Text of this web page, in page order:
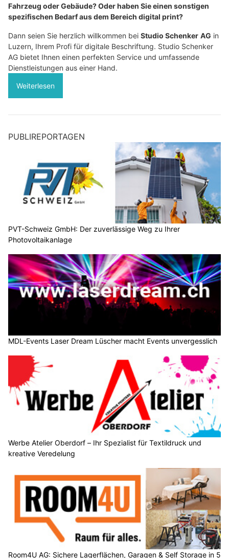
Fahrzeug oder Gebäude? Oder haben Sie einen sonstigen
spezifischen Bedarf aus dem Bereich digital print?
Dann seien Sie herzlich willkommen bei Studio Schenker AG in
Luzern, Ihrem Profi für digitale Beschriftung. Studio Schenker
AG bietet Ihnen einen perfekten Service und umfassende
Dienstleistungen aus einer Hand.
Weiterlesen
PUBLIREPORTAGEN
PVT-Schweiz GmbH: Der zuverlässige Weg zu Ihrer
Photovoltaikanlage
MDL-Events Laser Dream Lüscher macht Events unvergesslich
Werbe Atelier Oberdorf – Ihr Spezialist für Textildruck und
kreative Veredelung
Room4U AG: Sichere Lagerflächen, Garagen & Self Storage in 5